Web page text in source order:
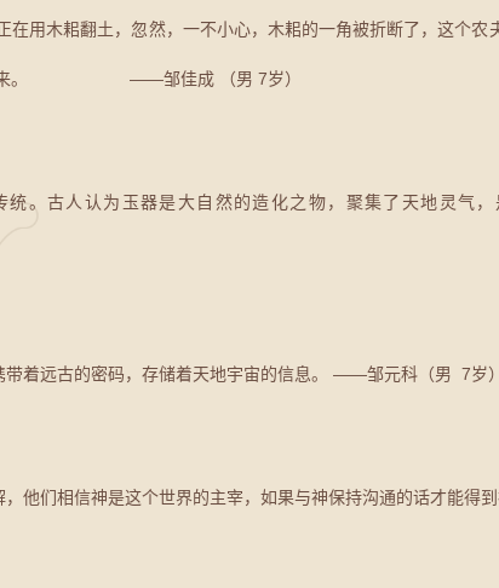
用木耜翻土，忽然，一不小心，木耜的一角被折断了，这个
了下来。 ——邹佳成 （男 7岁）
。古人认为玉器是大自然的造化之物，聚集了天地灵气
着远古的密码，存储着天地宇宙的信息。 ——邹元科（男 7岁）
他们相信神是这个世界的主宰，如果与神保持沟通的话才能